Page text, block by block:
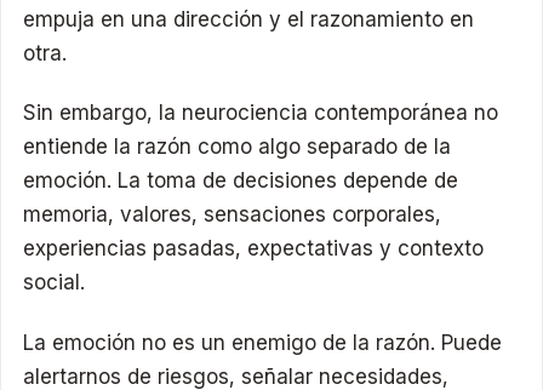
empuja en una dirección y el razonamiento en
otra.
Sin embargo, la neurociencia contemporánea no
entiende la razón como algo separado de la
emoción. La toma de decisiones depende de
memoria, valores, sensaciones corporales,
experiencias pasadas, expectativas y contexto
social.
La emoción no es un enemigo de la razón. Puede
alertarnos de riesgos, señalar necesidades,